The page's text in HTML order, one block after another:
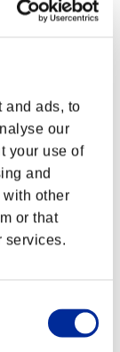
and ads, to
our
your use of
and
other
or that
services.